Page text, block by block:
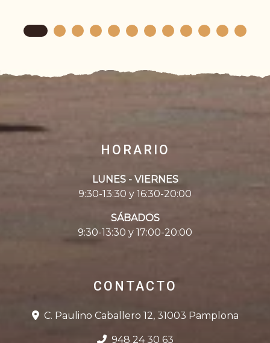
HORARIO
LUNES - VIERNES
9:30-13:30 y 16:30-20:00
SÁBADOS
9:30-13:30 y 17:00-20:00
CONTACTO
C. Paulino Caballero 12, 31003 Pamplona
948 24 30 63